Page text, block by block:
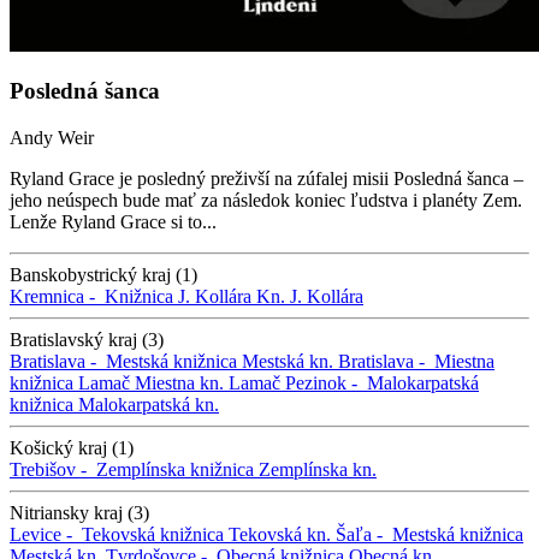
Posledná šanca
Andy Weir
Ryland Grace je posledný preživší na zúfalej misii Posledná šanca –
jeho neúspech bude mať za následok koniec ľudstva i planéty Zem.
Lenže Ryland Grace si to...
Banskobystrický kraj (1)
Kremnica - Knižnica J. Kollára Kn. J. Kollára
Bratislavský kraj (3)
Bratislava - Mestská knižnica Mestská kn. Bratislava - Miestna
knižnica Lamač Miestna kn. Lamač Pezinok - Malokarpatská
knižnica Malokarpatská kn.
Košický kraj (1)
Trebišov - Zemplínska knižnica Zemplínska kn.
Nitriansky kraj (3)
Levice - Tekovská knižnica Tekovská kn. Šaľa - Mestská knižnica